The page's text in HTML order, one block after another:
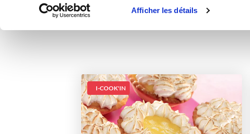
Afficher les détails
I-COOK'IN